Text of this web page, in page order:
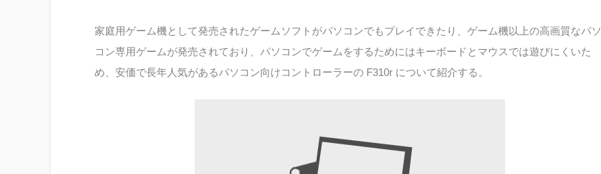
家庭用ゲーム機として発売されたゲームソフトがパソコンでもプレイできたり、ゲーム機以上の高画質なパソ
コン専用ゲームが発売されており、パソコンでゲームをするためにはキーボードとマウスでは遊びにくいた
め、安価で長年人気があるパソコン向けコントローラーの F310r について紹介する。